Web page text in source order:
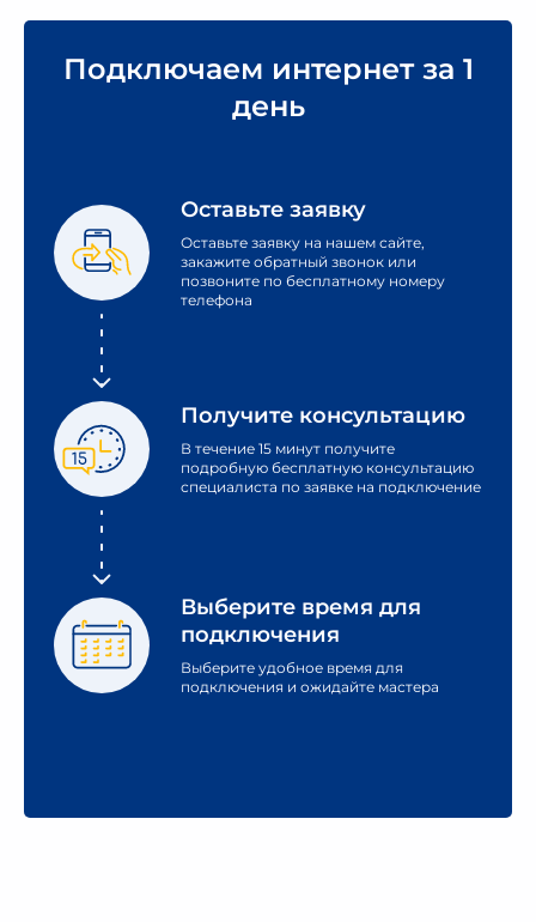
Подключаем интернет за 1
день
Оставьте заявку
Оставьте заявку на нашем сайте,
закажите обратный звонок или
позвоните по бесплатному номеру
телефона
Получите консультацию
В течение 15 минут получите
подробную бесплатную консультацию
специалиста по заявке на подключение
Выберите время для
подключения
Выберите удобное время для
подключения и ожидайте мастера